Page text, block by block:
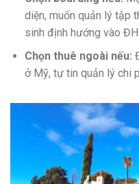
diện, muốn quản lý tập
sinh định hướng vào
Chọn thuê ngoài nếu:
ở Mỹ, tự tin quản lý chi